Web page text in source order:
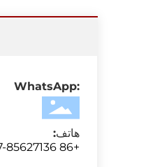
:WhatsApp
هاتف:
+
86 0757-85627136